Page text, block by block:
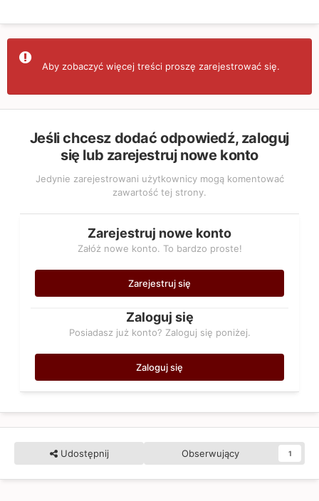
Aby zobaczyć więcej treści proszę zarejestrować się.
Jeśli chcesz dodać odpowiedź, zaloguj
się lub zarejestruj nowe konto
Jedynie zarejestrowani użytkownicy mogą komentować
zawartość tej strony.
Zarejestruj nowe konto
Załóż nowe konto. To bardzo proste!
Zarejestruj się
Zaloguj się
Posiadasz już konto? Zaloguj się poniżej.
Zaloguj się
Udostępnij Obserwujący 1